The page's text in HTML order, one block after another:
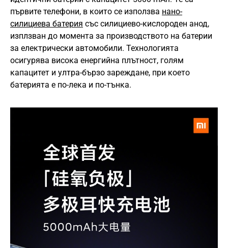
първите телефони, в които се използва нано-
силициева батерия със силициево-кислороден анод,
изплзван до момента за производството на батерии
за електрически автомобили. Технологията
осигурява висока енергийна плътност, голям
капацитет и ултра-бързо зареждане, при което
батерията е по-лека и по-тънка.